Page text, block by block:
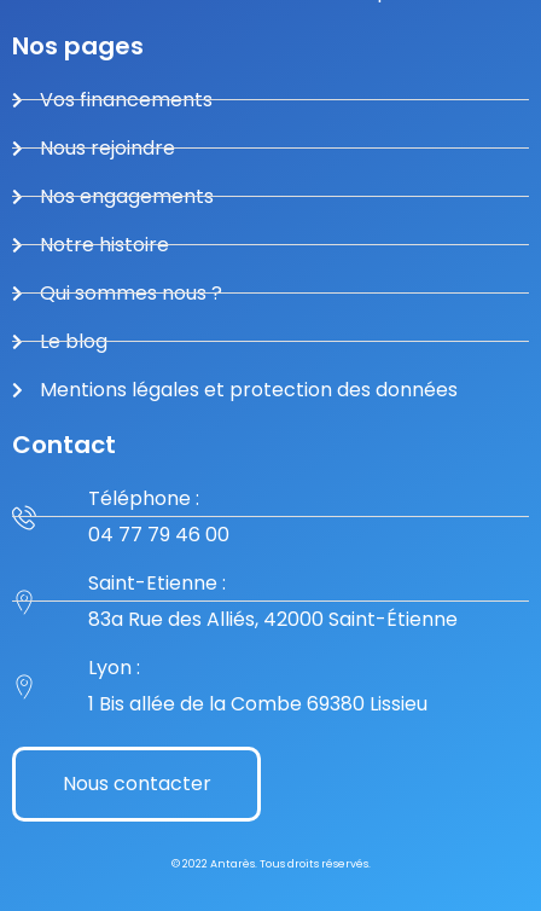
Nos pages
Vos financements
Nous rejoindre
Nos engagements
Notre histoire
Qui sommes nous ?
Le blog
Mentions légales et protection des données
Contact
Téléphone :
04 77 79 46 00
Saint-Etienne :
83a Rue des Alliés, 42000 Saint-Étienne
Lyon :
1 Bis allée de la Combe 69380 Lissieu
Nous contacter
© 2022 Antarès. Tous droits réservés.